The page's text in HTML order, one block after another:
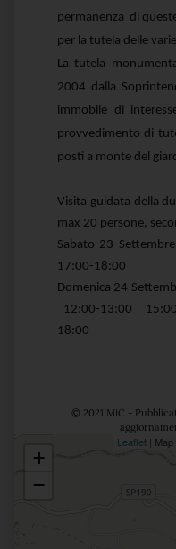
permanenza di
per la tutela delle
La tutela
2004 dalla
immobile di
provvedimento di
posti a monte del
Visita guidata della
max 20 persone,
Sabato 23
17:00-18:00
Domenica 24
12:00-13:00
18:00
© 2021 MiC -
Posizione
+
−
Leaflet |